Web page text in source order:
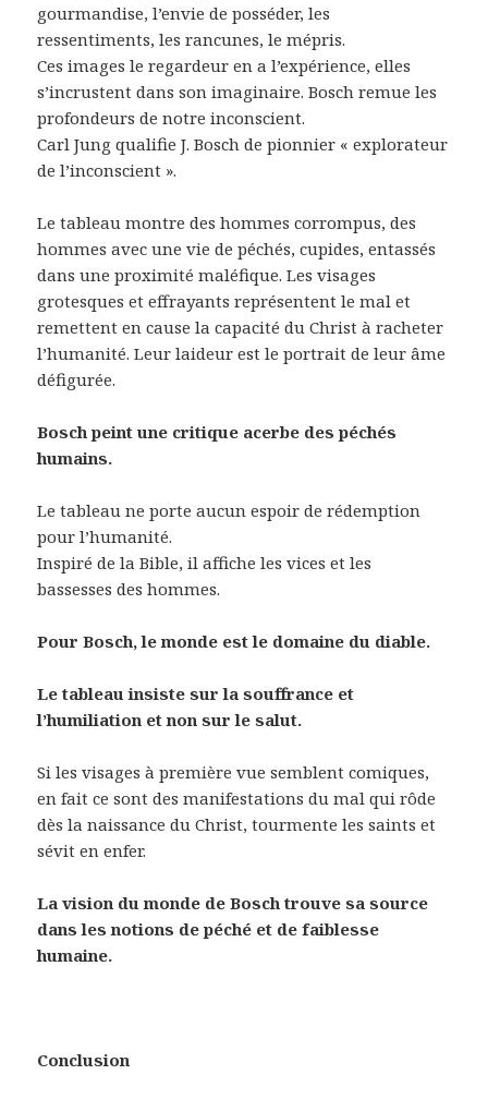
gourmandise, l’envie de posséder, les
ressentiments, les rancunes, le mépris.
Ces images le regardeur en a l’expérience, elles
s’incrustent dans son imaginaire. Bosch remue les
profondeurs de notre inconscient.
Carl Jung qualifie J. Bosch de pionnier « explorateur
de l’inconscient ».
Le tableau montre des hommes corrompus, des
hommes avec une vie de péchés, cupides, entassés
dans une proximité maléfique. Les visages
grotesques et effrayants représentent le mal et
remettent en cause la capacité du Christ à racheter
l’humanité. Leur laideur est le portrait de leur âme
défigurée.
Bosch peint une critique acerbe des péchés
humains.
Le tableau ne porte aucun espoir de rédemption
pour l’humanité.
Inspiré de la Bible, il affiche les vices et les
bassesses des hommes.
Pour Bosch, le monde est le domaine du diable.
Le tableau insiste sur la souffrance et
l’humiliation et non sur le salut.
Si les visages à première vue semblent comiques,
en fait ce sont des manifestations du mal qui rôde
dès la naissance du Christ, tourmente les saints et
sévit en enfer.
La vision du monde de Bosch trouve sa source
dans les notions de péché et de faiblesse
humaine.
Conclusion